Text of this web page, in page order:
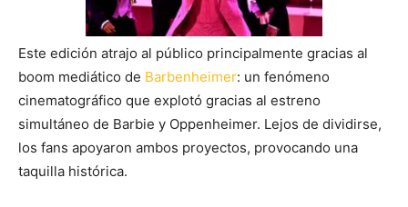
Este edición atrajo al público principalmente gracias al
boom mediático de Barbenheimer: un fenómeno
cinematográfico que explotó gracias al estreno
simultáneo de Barbie y Oppenheimer. Lejos de dividirse,
los fans apoyaron ambos proyectos, provocando una
taquilla histórica.